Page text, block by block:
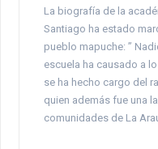
La biografía de la
Santiago ha estado
pueblo mapuche: ”
escuela ha causado a
se ha hecho cargo del
quien además fue una
comunidades de La